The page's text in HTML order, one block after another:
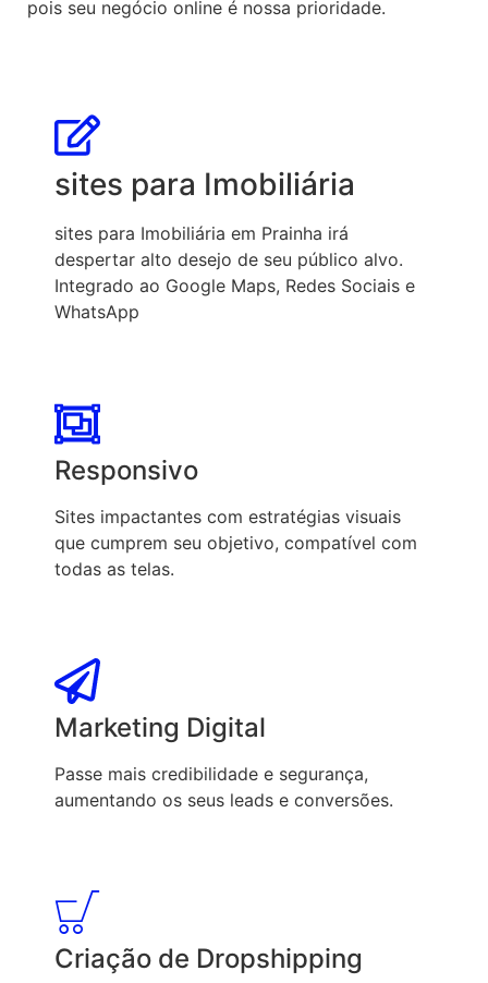
pois seu negócio online é nossa prioridade.
sites para Imobiliária
sites para Imobiliária em Prainha irá
despertar alto desejo de seu público alvo.
Integrado ao Google Maps, Redes Sociais e
WhatsApp
Responsivo
Sites impactantes com estratégias visuais
que cumprem seu objetivo, compatível com
todas as telas.
Marketing Digital
Passe mais credibilidade e segurança,
aumentando os seus leads e conversões.
Criação de Dropshipping